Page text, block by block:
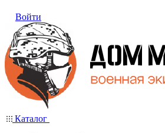
Войти
Каталог